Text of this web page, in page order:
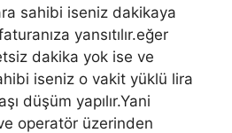
sahibi iseniz dakikaya
yansıtılır.eğer
dakika yok ise ve
iseniz o vakit yüklü lira
düşüm yapılır.Yani
operatör üzerinden